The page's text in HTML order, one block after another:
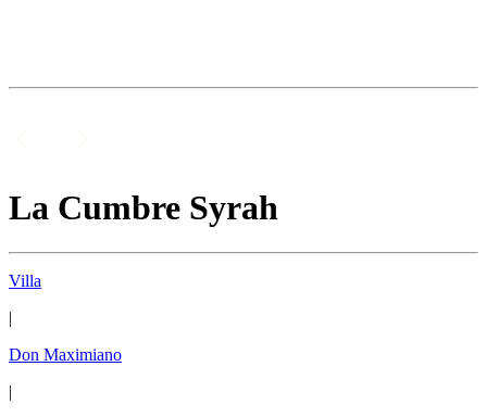
La Cumbre Syrah
Villa
|
Don Maximiano
|